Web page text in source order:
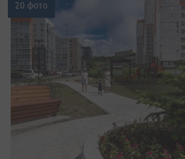
20 фото